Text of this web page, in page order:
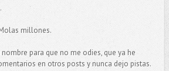
millones.
para que no me odies, que ya he
en otros posts y nunca dejo pistas.